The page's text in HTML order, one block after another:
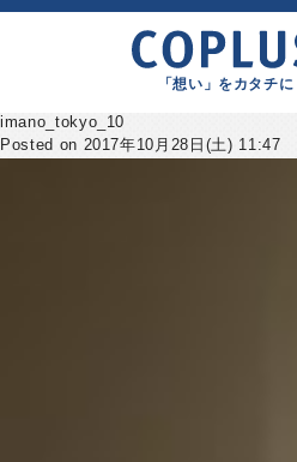
「想い」をカタチに
imano_tokyo_10
Posted on 2017年10月28日(土) 11:47